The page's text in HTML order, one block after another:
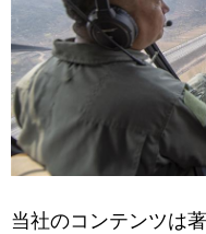
当社のコンテンツは